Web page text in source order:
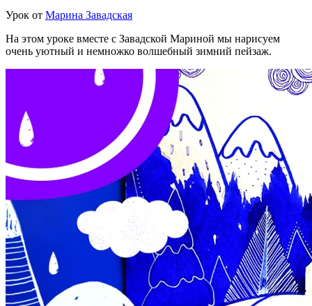
Урок от Марина Завадская
На этом уроке вместе с Завадской Мариной мы нарисуем
очень уютный и немножко волшебный зимний пейзаж.